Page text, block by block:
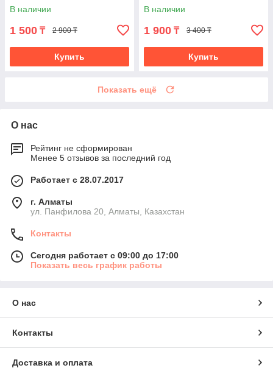
В наличии
1 500 ₸ 2 900 ₸
Купить
В наличии
1 900 ₸ 3 400 ₸
Купить
Показать ещё
О нас
Рейтинг не сформирован
Менее 5 отзывов за последний год
Работает с 28.07.2017
г. Алматы
ул. Панфилова 20, Алматы, Казахстан
Контакты
Сегодня работает с 09:00 до 17:00
Показать весь график работы
О нас
Контакты
Доставка и оплата